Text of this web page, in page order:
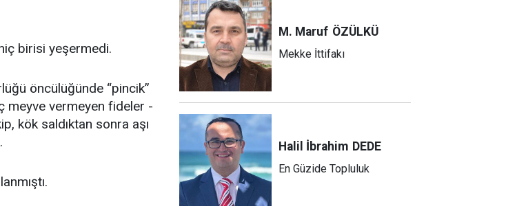
birisi yeşermedi.
öncülüğünde “pincik”
meyve vermeyen fideler -
kök saldıktan sonra aşı
M. Maruf ÖZÜLKÜ
Mekke İttifakı
Halil İbrahim DEDE
En Güzide Topluluk